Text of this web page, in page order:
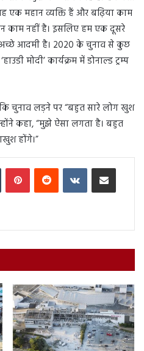
एक महान व्यक्ति हैं और बढ़िया काम
काम नहीं है। इसलिए हम एक दूसरे
आदमी है। 2020 के चुनाव से कुछ
मोदी’ कार्यक्रम में डोनाल्ड ट्रम्प
चुनाव लड़ने पर “बहुत सारे लोग खुश
कहा, “मुझे ऐसा लगता है। बहुत
होंगे।”
Tumblr PinterestReddit VKontakteShare via Email